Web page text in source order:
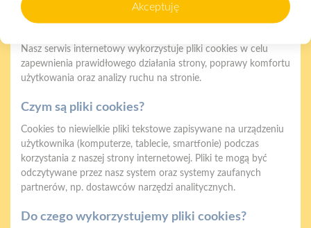
naszych produktów
Oferujemy zakupy
Zakupy
Akceptuję
Polityka plików cookies
Nasz serwis internetowy wykorzystuje pliki cookies w celu
zapewnienia prawidłowego działania strony, poprawy komfortu
użytkowania oraz analizy ruchu na stronie.
Czym są pliki cookies?
Cookies to niewielkie pliki tekstowe zapisywane na urządzeniu
użytkownika (komputerze, tablecie, smartfonie) podczas
korzystania z naszej strony internetowej. Pliki te mogą być
odczytywane przez nasz system oraz systemy zaufanych
partnerów, np. dostawców narzędzi analitycznych.
Do czego wykorzystujemy pliki cookies?